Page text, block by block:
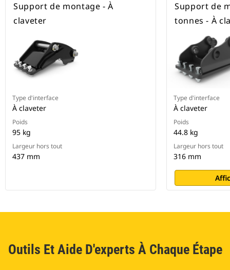
Support de montage - À
claveter
Type d'interface
À claveter
Poids
95 kg
Largeur hors tout
437 mm
Support de
tonnes - À
Type d'interface
À claveter
Poids
44.8 kg
Largeur hors tout
316 mm
Outils Et Aide D'experts À Chaque Étape